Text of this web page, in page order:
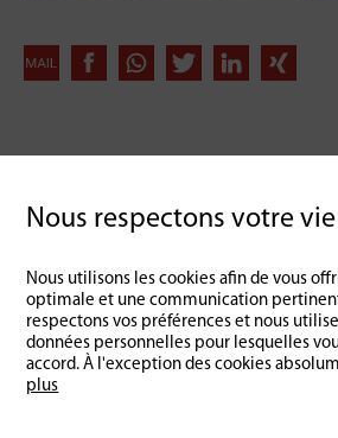
Nous respectons votre
Nous utilisons les cookies afin de vous
optimale et une communication
respectons vos préférences et nous
données personnelles pour lesquelles
accord. À l'exception des cookies
plus